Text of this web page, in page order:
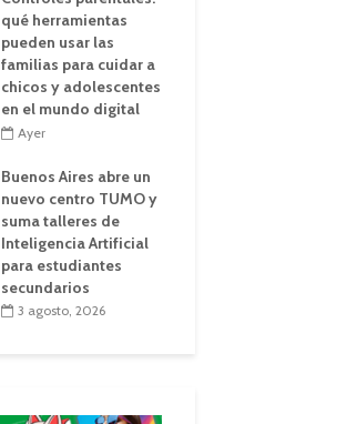
qué herramientas
pueden usar las
familias para cuidar a
chicos y adolescentes
en el mundo digital
Ayer
Buenos Aires abre un
nuevo centro TUMO y
suma talleres de
Inteligencia Artificial
para estudiantes
secundarios
3 agosto, 2026